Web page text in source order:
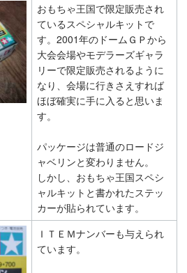
おもちゃ王国で限定販売され
ているスペシャルキットで
す。2001年のドームＧＰから
大会会場やモデラーズギャラ
リーで限定販売されるように
なり、会場に行きさえすれば
ほぼ確実に手に入ると思いま
す。
パッケージは普通のロードジ
ャベリンと変わりません。
しかし、おもちゃ王国スペシ
ャルキットと書かれたステッ
カーが貼られています。
ＩＴＥＭナンバーも与えられ
ています。